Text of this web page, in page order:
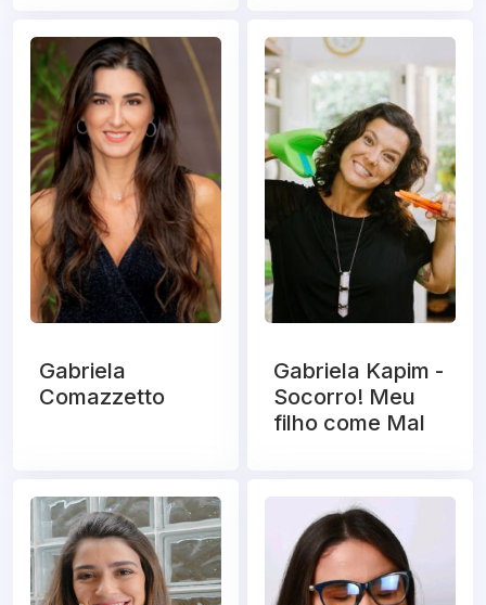
Gabriela
Comazzetto
Gabriela Kapim -
Socorro! Meu
filho come Mal